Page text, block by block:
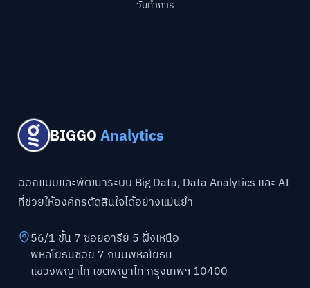
วันทำการ
BIGGOAnalytics
ออกแบบและพัฒนาระบบ Big Data, Data Analytics และ AI
ที่ช่วยให้องค์กรตัดสินใจได้อย่างแม่นยำ
56/1 ชั้น 7 ซอยอารีย์ 5 ฝั่งเหนือ
พหลโยธินซอย 7 ถนนพหลโยธิน
แขวงพญาไท เขตพญาไท กรุงเทพฯ 10400